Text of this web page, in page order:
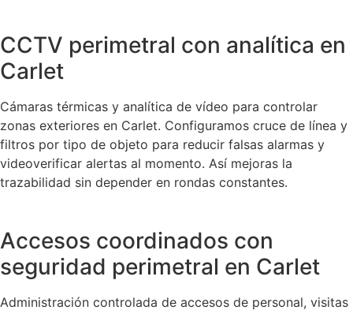
CCTV perimetral con analítica en
Carlet
Cámaras térmicas y analítica de vídeo para controlar
zonas exteriores en Carlet. Configuramos cruce de línea y
filtros por tipo de objeto para reducir falsas alarmas y
videoverificar alertas al momento. Así mejoras la
trazabilidad sin depender en rondas constantes.
Accesos coordinados con
seguridad perimetral en Carlet
Administración controlada de accesos de personal, visitas